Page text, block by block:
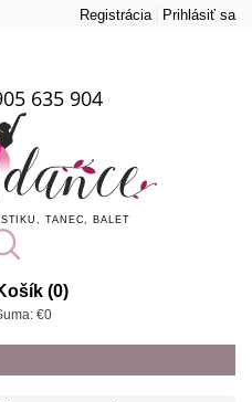
Registrácia Prihlásiť sa
635 904
TANEC, BALET
(0)
€0